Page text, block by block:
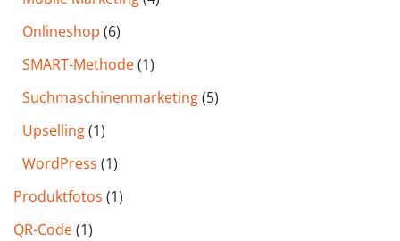
Onlineshop (6)
SMART-Methode(1)
Such­maschinen­marketing(5)
Upselling(1)
WordPress (1)
Produktfotos (1)
QR-Code(1)